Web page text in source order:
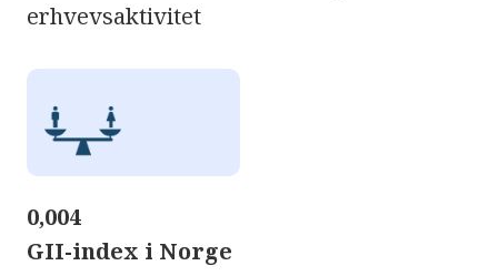
erhvevsaktivitet
0,004
GII-index i Norge